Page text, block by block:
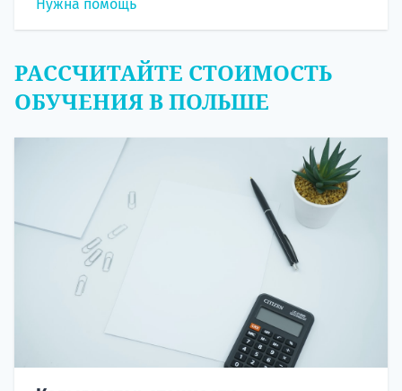
Нужна помощь
РАССЧИТАЙТЕ СТОИМОСТЬ
ОБУЧЕНИЯ В ПОЛЬШЕ